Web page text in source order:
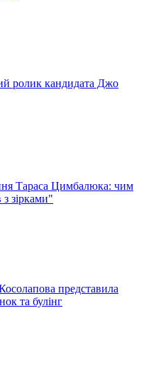
ролик кандидата Джо
Тараса Цимбалюка: чим
з зірками"
представила
та булінг